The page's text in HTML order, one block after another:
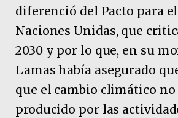
diferenció del Pacto para
Naciones Unidas, que
2030 y por lo que, en su
Lamas había asegurado
que el cambio climático no
producido por las